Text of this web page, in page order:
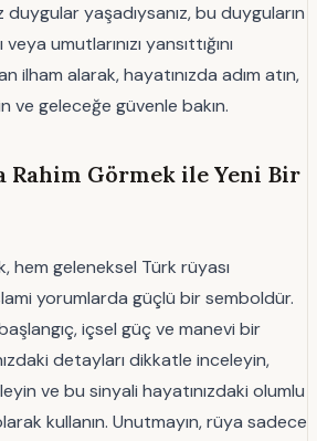
yaşadıysanız, bu duyguların
umutlarınızı yansıttığını
ilham alarak, hayatınızda adım atın,
ve geleceğe güvenle bakın.
Rahim Görmek ile Yeni Bir
hem geleneksel Türk rüyası
yorumlarda güçlü bir semboldür.
içsel güç ve manevi bir
detayları dikkatle inceleyin,
ve bu sinyali hayatınızdaki olumlu
kullanın. Unutmayın, rüya sadece